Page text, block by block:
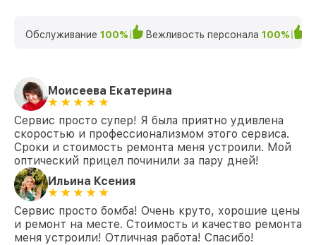
Обслуживание 100% Вежливость персонала 100%
Моисеева Екатерина
Сервис просто супер! Я была приятно удивлена
скоростью и профессионализмом этого сервиса.
Сроки и стоимость ремонта меня устроили. Мой
оптический прицел починили за пару дней!
Ильина Ксения
Сервис просто бомба! Очень круто, хорошие цены
и ремонт на месте. Стоимость и качество ремонта
меня устроили! Отличная работа! Спасибо!